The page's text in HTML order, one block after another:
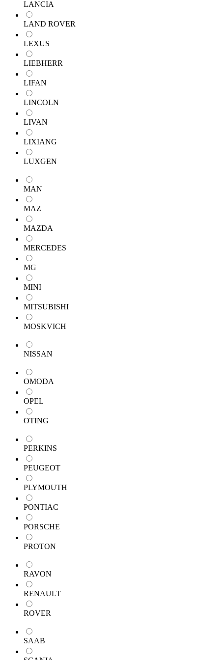
LANCIA
LAND ROVER
LEXUS
LIEBHERR
LIFAN
LINCOLN
LIVAN
LIXIANG
LUXGEN
MAN
MAZ
MAZDA
MERCEDES
MG
MINI
MITSUBISHI
MOSKVICH
NISSAN
OMODA
OPEL
OTING
PERKINS
PEUGEOT
PLYMOUTH
PONTIAC
PORSCHE
PROTON
RAVON
RENAULT
ROVER
SAAB